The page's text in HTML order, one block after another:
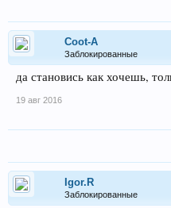
Coot-A
Заблокированные
да становись как хочешь,
19 авг 2016
Igor.R
Заблокированные